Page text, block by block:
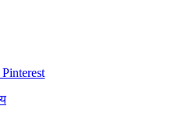
Pinterest